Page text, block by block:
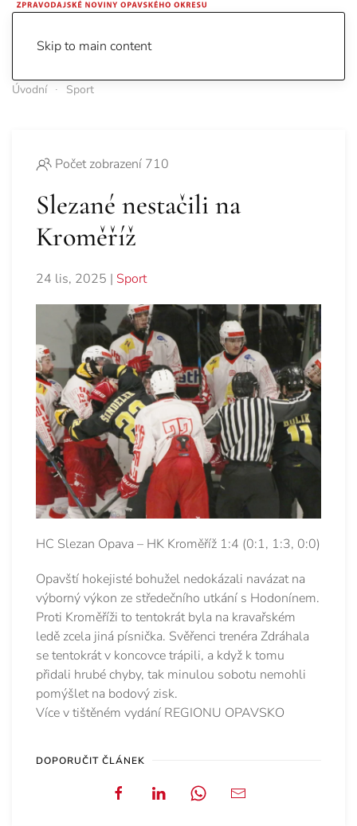
Skip to main content
Úvodní Sport
Počet zobrazení 710
Slezané nestačili na
Kroměříž
24 lis, 2025 | Sport
HC Slezan Opava – HK Kroměříž 1:4 (0:1, 1:3, 0:0)
Opavští hokejisté bohužel nedokázali navázat na
výborný výkon ze středečního utkání s Hodonínem.
Proti Kroměříži to tentokrát byla na kravařském
ledě zcela jiná písnička. Svěřenci trenéra Zdráhala
se tentokrát v koncovce trápili, a když k tomu
přidali hrubé chyby, tak minulou sobotu nemohli
pomýšlet na bodový zisk.
Více v tištěném vydání REGIONU OPAVSKO
DOPORUČIT ČLÁNEK